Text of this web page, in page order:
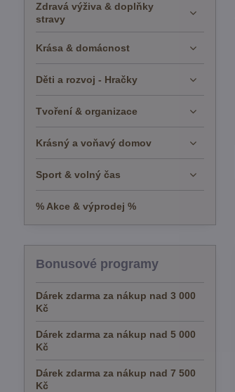
Zdravá výživa & doplňky
stravy
Krása & domácnost
Děti a rozvoj - Hračky
Tvoření & organizace
Krásný a voňavý domov
Sport & volný čas
% Akce & výprodej %
Bonusové programy
Dárek zdarma za nákup nad 3 000
Kč
Dárek zdarma za nákup nad 5 000
Kč
Dárek zdarma za nákup nad 7 500
Kč